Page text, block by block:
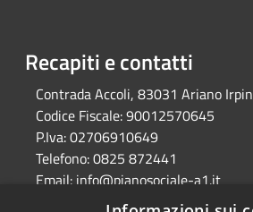
Recapiti e contatti
Contrada Accoli, 83031 Ariano
Codice Fiscale:90012570645
P.Iva:02706910649
Telefono:0825 872441
Email: info@pianosociale-a1.it
consorzioa1@legalmail.it